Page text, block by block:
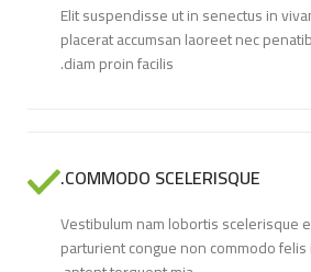
Elit suspendisse ut in senectus in
placerat accumsan laoreet nec
diam proin facilis.
COMMODO SCELERISQUE.
Vestibulum nam lobortis scelerisque
parturient congue non commodo